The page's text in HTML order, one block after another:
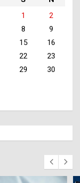
1
2
8
9
15
16
22
23
29
30